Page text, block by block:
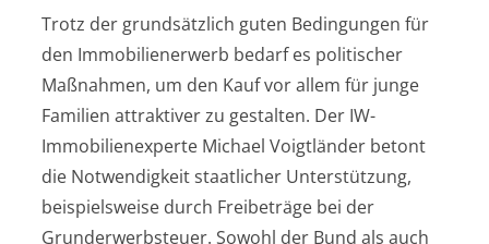
Trotz der grundsätzlich guten Bedingungen für
den Immobilienerwerb bedarf es politischer
Maßnahmen, um den Kauf vor allem für junge
Familien attraktiver zu gestalten. Der IW-
Immobilienexperte Michael Voigtländer betont
die Notwendigkeit staatlicher Unterstützung,
beispielsweise durch Freibeträge bei der
Grunderwerbsteuer. Sowohl der Bund als auch